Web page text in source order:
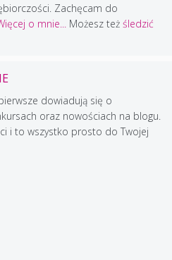
Zachęcam do
o mnie... Możesz też śledzić
dowiadują się o
oraz nowościach na blogu.
i to wszystko prosto do Twojej